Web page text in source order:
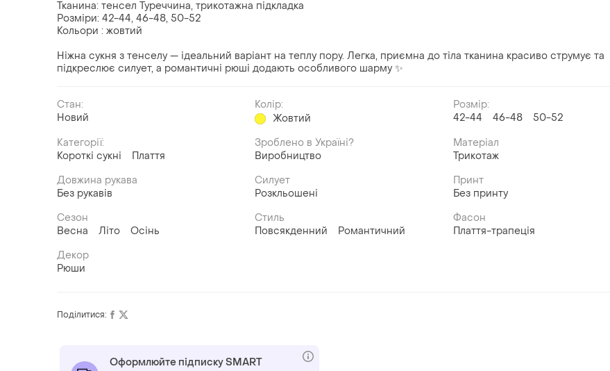
Тканина: тенсел Туреччина, трикотажна підкладка
Розміри: 42-44, 46-48, 50-52
Кольори : жовтий
Ніжна сукня з тенселу — ідеальний варіант на теплу пору. Легка, приємна до тіла тканина красиво струмує та
підкреслює силует, а романтичні рюші додають особливого шарму ✨
Стан:
Новий
Колір:
Жовтий
Розмір:
42-44
46-48
50-52
Категорії:
Короткі сукні
Плаття
Зроблено в Україні?
Виробництво
Матеріал
Трикотаж
Довжина рукава
Без рукавів
Силует
Розкльошені
Принт
Без принту
Сезон
Весна
Літо Осінь
Стиль
Повсякденний
Романтичний
Фасон
Плаття-трапеція
Декор
Рюши
Поділитися:
Оформлюйте підписку SMART